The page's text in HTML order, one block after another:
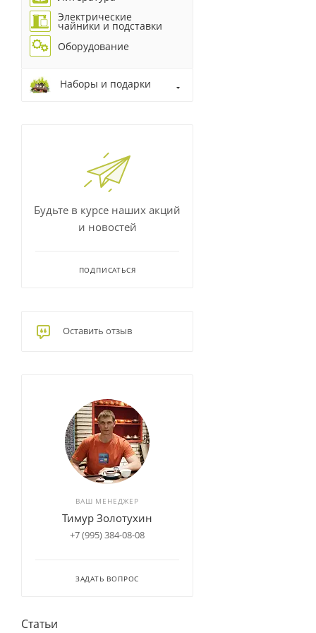
Электрические
чайники и подставки
Оборудование
Наборы и подарки
Будьте в курсе наших акций
и новостей
ПОДПИСАТЬСЯ
Оставить отзыв
ВАШ МЕНЕДЖЕР
Тимур Золотухин
+7 (995) 384-08-08
ЗАДАТЬ ВОПРОС
Статьи